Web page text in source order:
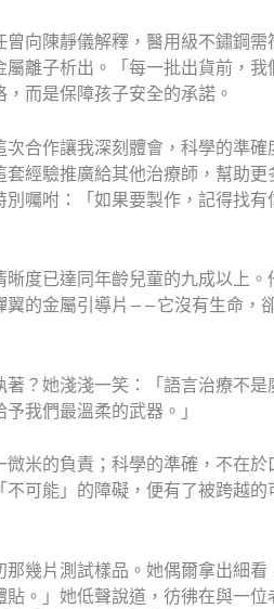
向陳靜儀解釋，醫用級不鏽鋼
離子析出。「每一批出貨前，
而是保障孩子安全的承諾。
次合作讓我深刻體會，科學的準
經驗推廣給其他治療師，幫助
囑咐：「如果要製作，記得找
度已達同年齡兒童的九成以上
的金屬引導片——它沒有生命，
？她淺淺一笑：「語言治療不
我們最溫柔的武器。」
米的負責；科學的準確，不在
可能」的障礙，便有了被跨越
幾片測試樣品。她偶爾拿出細
。」她低聲說道，彷彿在與一